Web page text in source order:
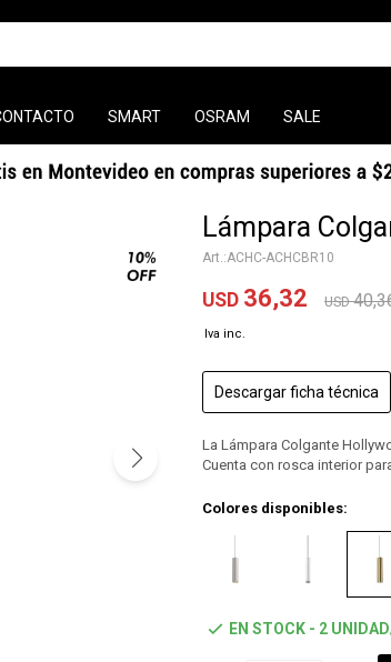
SMART OSRAM SALE
Lámpara
ACHC-ACHCBR10
USD 36,32 USD
Descargar ficha técnica
La Lámpara Colgante
Cuenta con rosca interior
Colores disponibles:
EN STOCK - 2